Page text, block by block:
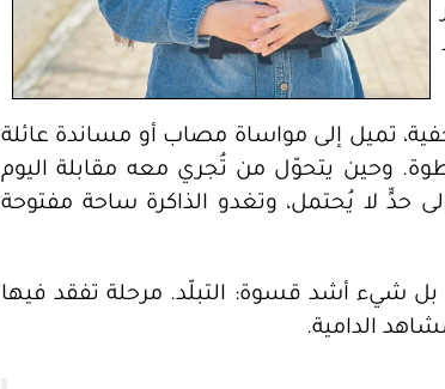
تميل إلى مواساة مصاب أو مساندة عائلة
وحين يتحوّل من تُجري معه مقابلة اليوم
حدٍّ لا يُحتمل، وتغدو الذاكرة ساحة مفتوحة
شيء أشد قسوة: التبلّد. مرحلة تفقد فيها
الدامية.